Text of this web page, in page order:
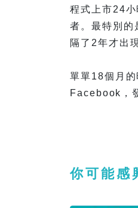
程式上市24
者。最特別
隔了2年才出
單單18個月
Facebook，
你可能感